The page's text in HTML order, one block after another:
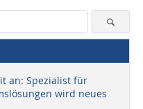
an: Spezialist für
wird neues